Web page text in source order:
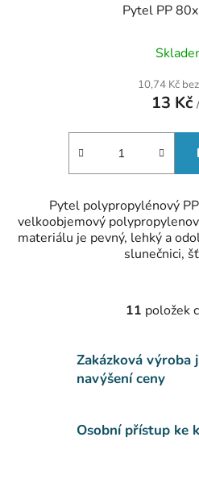
Pytel PP
10,74 Kč
13 Kč
Pytel polypropylénový
velkoobjemový
materiálu je pevný, lehký a
slunečnici,
O
l
á
c
í
11 položek
Zakázková výroba
navýšení ceny
Osobní přístup ke